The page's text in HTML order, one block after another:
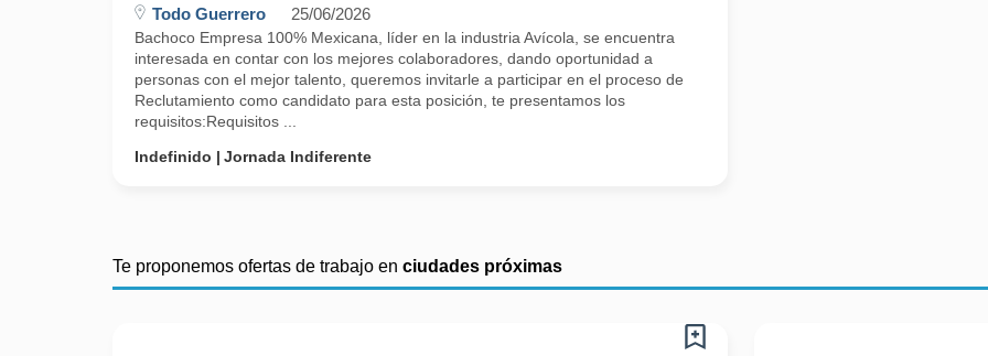
Todo Guerrero 25/06/2026
Bachoco Empresa 100% Mexicana, líder en la industria Avícola, se encuentra
interesada en contar con los mejores colaboradores, dando oportunidad a
personas con el mejor talento, queremos invitarle a participar en el proceso de
Reclutamiento como candidato para esta posición, te presentamos los
requisitos:Requisitos ...
Indefinido
Jornada Indiferente
Te proponemos ofertas de trabajo en ciudades próximas